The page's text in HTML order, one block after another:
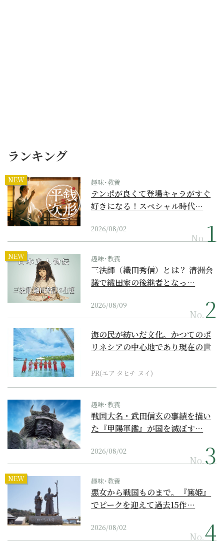
ランキング
NEW 趣味･教養
テンポが良くて登場キャラがすぐ
好きになる！スペシャル時代…
2026/08/02
No.
NEW 趣味･教養
三法師（織田秀信）とは？ 清洲会
議で織田家の後継者となっ…
2026/08/09
No.
海の民が紡いだ文化。かつてのポ
リネシアの中心地であり現在の世
PR(エア タヒチ ヌイ)
趣味･教養
戦国大名・武田信玄の事績を描い
た『甲陽軍鑑』が国を滅ぼす…
2026/08/02
No.
NEW 趣味･教養
悪女から戦国ものまで。『篤姫』
でピークを迎えて過去15作…
2026/08/02
No.